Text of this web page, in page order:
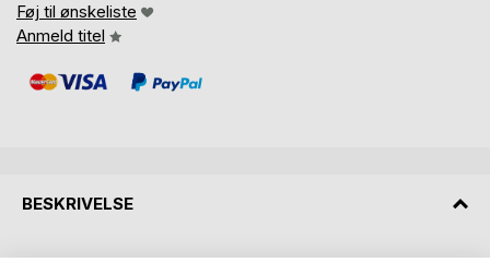
Føj til ønskeliste
Anmeld titel
BESKRIVELSE